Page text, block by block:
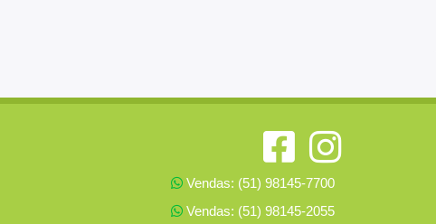
Vendas: (51) 98145-7700
Vendas: (51) 98145-2055